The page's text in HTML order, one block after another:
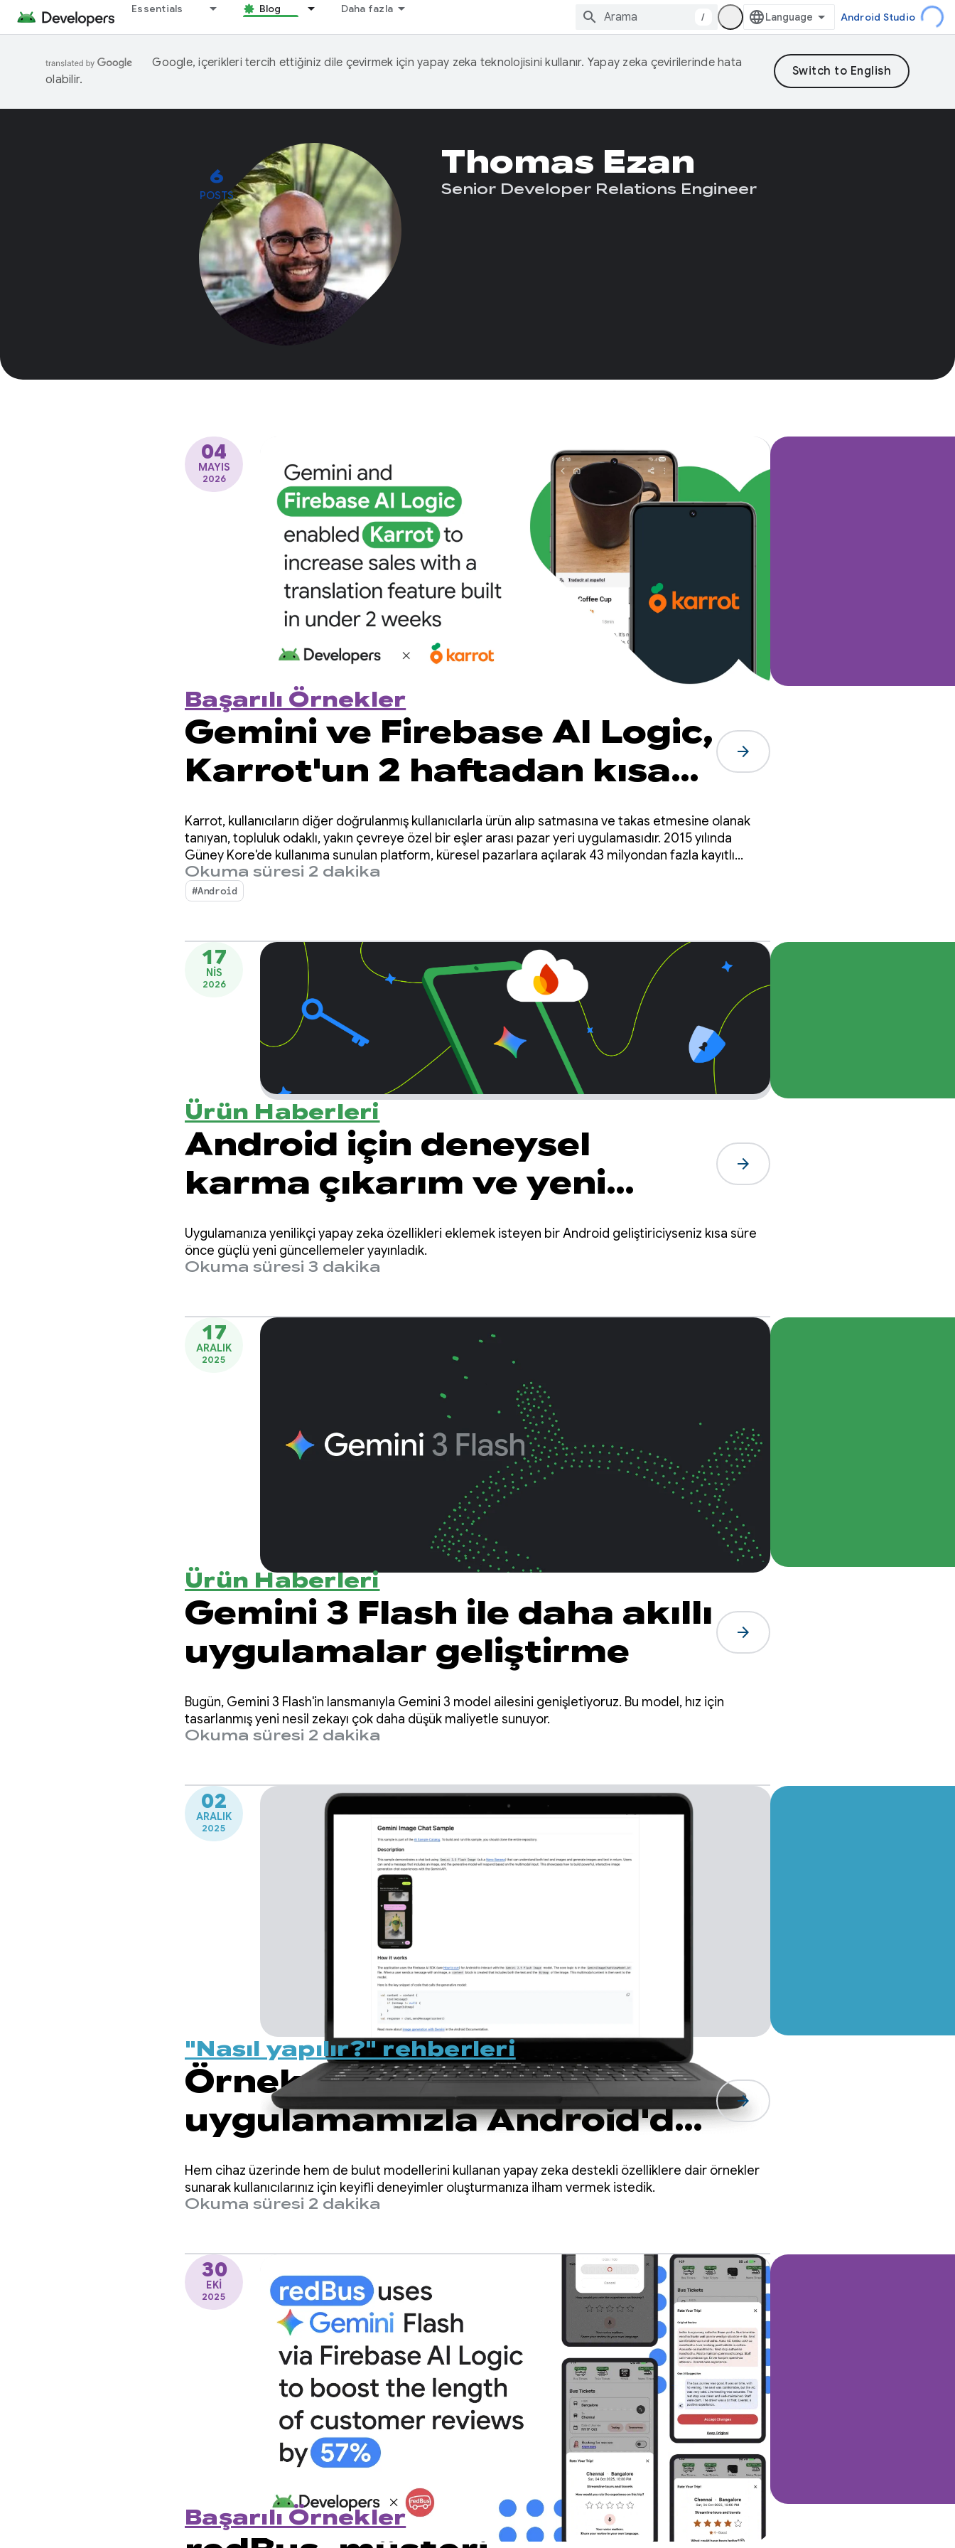
Essentials Blog Daha fazla
/ Android Studio
Google, içerikleri tercih ettiğiniz dile çevirmek için yapay zeka teknolojisini kullanır. Yapay zeka çevirilerinde hata
olabilir.
6
POSTS
Thomas Ezan
Senior Developer Relations Engineer
04
MAYIS
2026
Başarılı Örnekler
Gemini ve Firebase AI Logic,
Karrot'un 2 haftadan kısa
bir sürede çeviri özelliği
oluşturarak satışlarını
artırmasına yardımcı oldu
arrow_forward
Karrot, kullanıcıların diğer doğrulanmış kullanıcılarla ürün alıp satmasına ve takas etmesine olanak
tanıyan, topluluk odaklı, yakın çevreye özel bir eşler arası pazar yeri uygulamasıdır. 2015 yılında
Güney Kore'de kullanıma sunulan platform, küresel pazarlara açılarak 43 milyondan fazla kayıtlı
kullanıcıya ulaştı.
Okuma süresi 2 dakika
#Android
17
NIS
2026
Ürün Haberleri
Android için deneysel
karma çıkarım ve yeni
Gemini modelleri
arrow_forward
Uygulamanıza yenilikçi yapay zeka özellikleri eklemek isteyen bir Android geliştiriciyseniz kısa süre
önce güçlü yeni güncellemeler yayınladık.
Okuma süresi 3 dakika
17
ARALIK
2025
Ürün Haberleri
Gemini 3 Flash ile daha akıllı
uygulamalar geliştirme
arrow_forward
Bugün, Gemini 3 Flash'in lansmanıyla Gemini 3 model ailesini genişletiyoruz. Bu model, hız için
tasarlanmış yeni nesil zekayı çok daha düşük maliyetle sunuyor.
Okuma süresi 2 dakika
02
ARALIK
2025
"Nasıl yapılır?" rehberleri
Örnek katalog
uygulamamızla Android'de
yapay zekayı keşfedin
arrow_forward
Hem cihaz üzerinde hem de bulut modellerini kullanan yapay zeka destekli özelliklere dair örnekler
sunarak kullanıcılarınız için keyifli deneyimler oluşturmanıza ilham vermek istedik.
Okuma süresi 2 dakika
30
EKI
2025
Başarılı Örnekler